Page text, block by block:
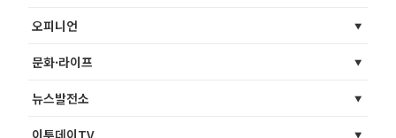
오피니언
문화·라이프
뉴스발전소